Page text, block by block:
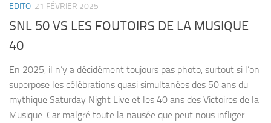
EDITO 21 FÉVRIER 2025
SNL 50 VS LES FOUTOIRS DE LA MUSIQUE
40
En 2025, il n’y a décidément toujours pas photo, surtout si l’on
superpose les célébrations quasi simultanées des 50 ans du
mythique Saturday Night Live et les 40 ans des Victoires de la
Musique. Car malgré toute la nausée que peut nous infliger